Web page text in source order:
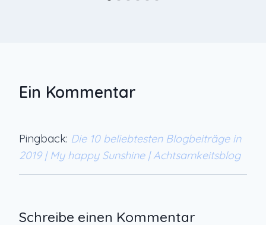
Ein Kommentar
Pingback: Die 10 beliebtesten Blogbeiträge in
2019 | My happy Sunshine | Achtsamkeitsblog
Schreibe einen Kommentar